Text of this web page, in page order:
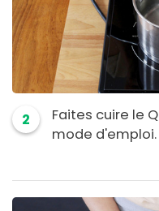
2
Faites cuire le
mode d'emploi.